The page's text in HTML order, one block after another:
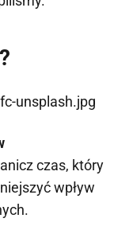
czas, który
wpływ